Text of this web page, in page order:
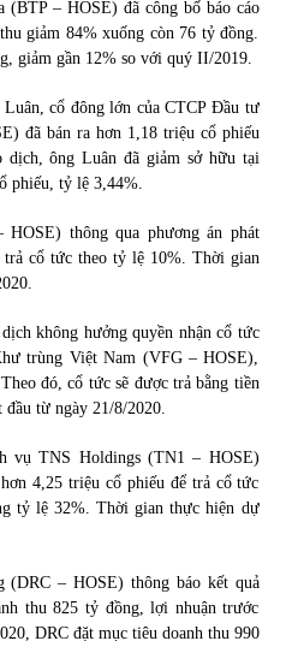
12/10/2021: Top 10 cổ phiếu nổi bật
nhất tháng 9/2021
(BTP – HOSE) đã công bố báo cáo
giảm 84% xuống còn 76 tỷ đồng.
giảm gần 12% so với quý II/2019.
cổ đông lớn của CTCP Đầu tư
đã bán ra hơn 1,18 triệu cổ phiếu
dịch, ông Luân đã giảm sở hữu tại
phiếu, tỷ lệ 3,44%.
HOSE) thông qua phương án phát
trả cổ tức theo tỷ lệ 10%. Thời gian
không hưởng quyền nhận cổ tức
trùng Việt Nam (VFG – HOSE),
đó, cổ tức sẽ được trả bằng tiền
từ ngày 21/8/2020.
vụ TNS Holdings (TN1 – HOSE)
4,25 triệu cổ phiếu để trả cổ tức
tỷ lệ 32%. Thời gian thực hiện dự
(DRC – HOSE) thông báo kết quả
thu 825 tỷ đồng, lợi nhuận trước
DRC đặt mục tiêu doanh thu 990